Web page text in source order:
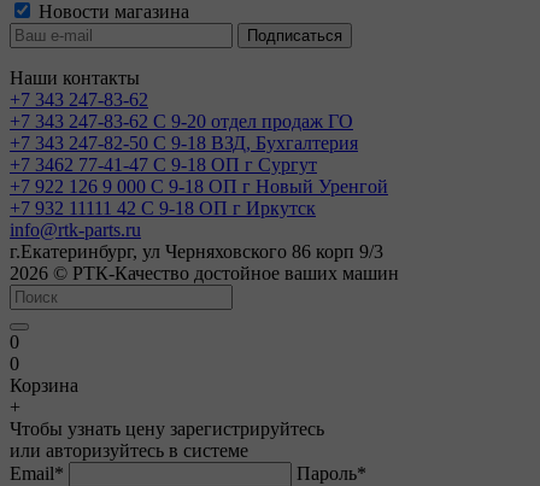
Новости магазина
Наши контакты
+7 343 247-83-62
+7 343 247-83-62 С 9-20 отдел продаж ГО
+7 343 247-82-50 С 9-18 ВЗД, Бухгалтерия
+7 3462 77-41-47 С 9-18 ОП г Сургут
+7 922 126 9 000 С 9-18 ОП г Новый Уренгой
+7 932 11111 42 С 9-18 ОП г Иркутск
info@rtk-parts.ru
г.Екатеринбург, ул Черняховского 86 корп 9/3
2026 © РТК-Качество достойное ваших машин
0
0
Корзина
+
Чтобы узнать цену зарегистрируйтесь
или авторизуйтесь в системе
Email* Пароль*